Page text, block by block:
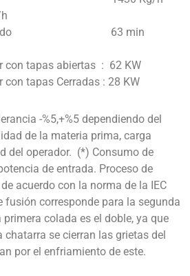
Colado 63 min
con tapas abiertas : 62 KW
con tapas Cerradas : 28 KW
-%5,+%5 dependiendo del
de la materia prima, carga
del operador. (*) Consumo de
de entrada. Proceso de
acuerdo con la norma de la IEC
fusión corresponde para la segunda
colada es el doble, ya que
se cierran las grietas del
por el enfriamiento de este.